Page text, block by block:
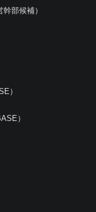
部候補）
）
）